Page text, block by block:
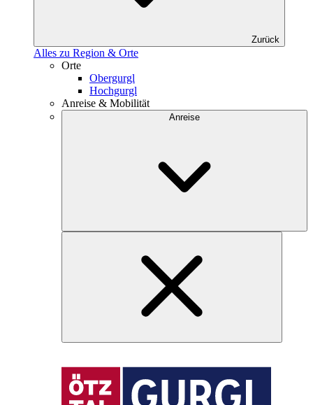
Zurück
Alles zu Region & Orte
Orte
Obergurgl
Hochgurgl
Anreise & Mobilität
Anreise